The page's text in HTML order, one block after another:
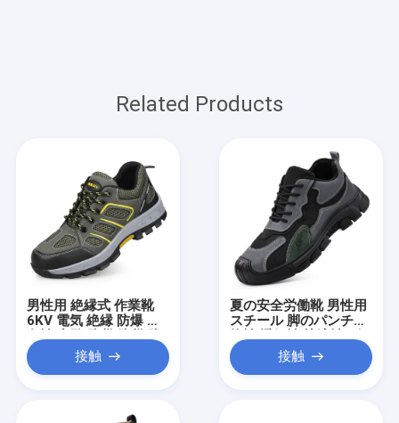
Related Products
男性用 絶縁式 作業靴
6KV 電気 絶縁 防爆 耐
久性 穿孔 防災 防災 防
災 防災 防災 防災 防災
防災 防災 防災 防災 防
防災 防災 防災 防災 防
災 防災 防災 防災 防災
接触
夏の安全労働靴 男性用
スチール 脚のパンチ抵
抗性 透気性 快適性 ゴ
ムソール 工業用建築用
靴
接触